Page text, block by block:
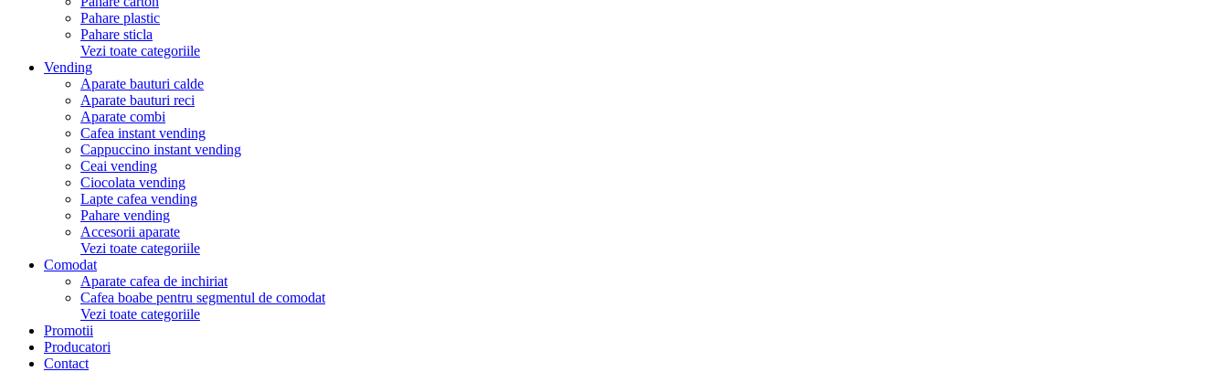
Pahare plastic
Pahare sticla
Vezi toate categoriile
Vending
Aparate bauturi calde
Aparate bauturi reci
Aparate combi
Cafea instant vending
Cappuccino instant vending
Ceai vending
Ciocolata vending
Lapte cafea vending
Pahare vending
Accesorii aparate
Vezi toate categoriile
Comodat
Aparate cafea de inchiriat
Cafea boabe pentru segmentul de comodat
Vezi toate categoriile
Promotii
Producatori
Contact